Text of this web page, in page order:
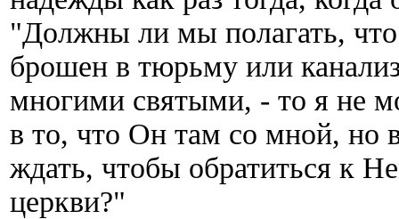
"Должны ли мы полагать,
брошен в тюрьму или
многими святыми, - то я не
в то, что Он там со мной, но
ждать, чтобы обратиться к
церкви?"